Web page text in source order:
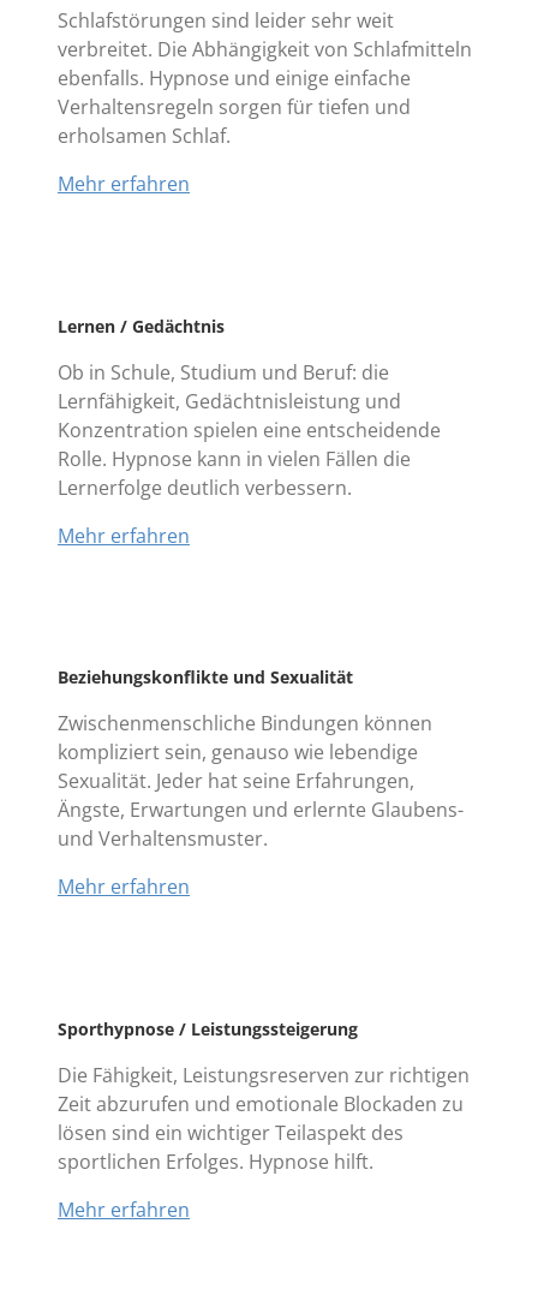
Schlafstörungen sind leider sehr weit
verbreitet. Die Abhängigkeit von Schlafmitteln
ebenfalls. Hypnose und einige einfache
Verhaltensregeln sorgen für tiefen und
erholsamen Schlaf.
Mehr erfahren
Lernen / Gedächtnis
Ob in Schule, Studium und Beruf: die
Lernfähigkeit, Gedächtnisleistung und
Konzentration spielen eine entscheidende
Rolle. Hypnose kann in vielen Fällen die
Lernerfolge deutlich verbessern.
Mehr erfahren
Beziehungskonflikte und Sexualität
Zwischenmenschliche Bindungen können
kompliziert sein, genauso wie lebendige
Sexualität. Jeder hat seine Erfahrungen,
Ängste, Erwartungen und erlernte Glaubens-
und Verhaltensmuster.
Mehr erfahren
Sporthypnose / Leistungssteigerung
Die Fähigkeit, Leistungsreserven zur richtigen
Zeit abzurufen und emotionale Blockaden zu
lösen sind ein wichtiger Teilaspekt des
sportlichen Erfolges. Hypnose hilft.
Mehr erfahren